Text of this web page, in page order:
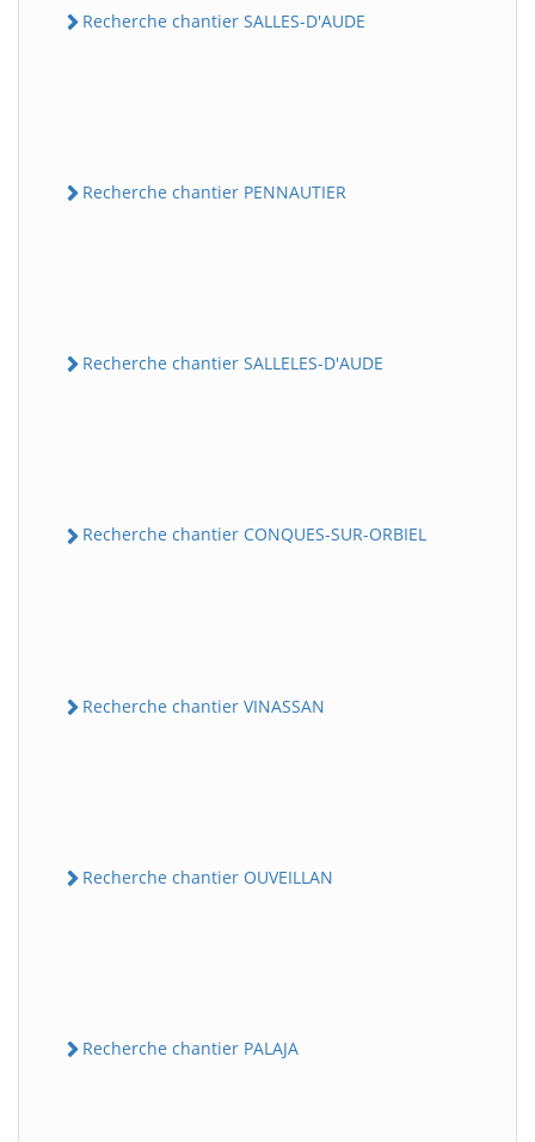
Recherche chantier SALLES-D'AUDE
Recherche chantier PENNAUTIER
Recherche chantier SALLELES-D'AUDE
Recherche chantier CONQUES-SUR-ORBIEL
Recherche chantier VINASSAN
Recherche chantier OUVEILLAN
Recherche chantier PALAJA